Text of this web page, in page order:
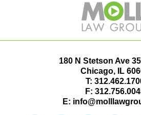
180 N Stetson Ave
Chicago, IL
T:
F:
E: